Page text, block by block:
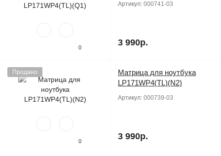
0
Артикул: 000741-03
3 990р.
Продано
0
Матрица для ноутбука
LP171WP4(TL)(N2)
Артикул: 000739-03
3 990р.